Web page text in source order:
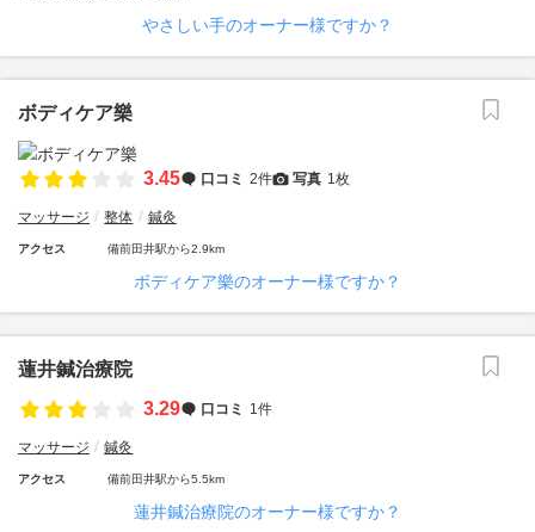
やさしい手のオーナー様ですか？
ボディケア樂
3.45 口コミ 2件 写真 1枚
マッサージ 整体 鍼灸
アクセス 備前田井駅から2.9km
ボディケア樂のオーナー様ですか？
蓮井鍼治療院
3.29
口コミ 1件
マッサージ 鍼灸
アクセス 備前田井駅から5.5km
蓮井鍼治療院のオーナー様ですか？